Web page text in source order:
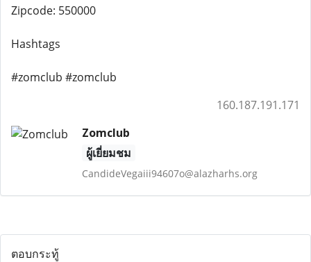
Zipcode: 550000
Hashtags
#zomclub #zomclub
160.187.191.171
Zomclub
ผู้เยี่ยมชม
CandideVegaiii94607o@alazharhs.org
ตอบกระทู้